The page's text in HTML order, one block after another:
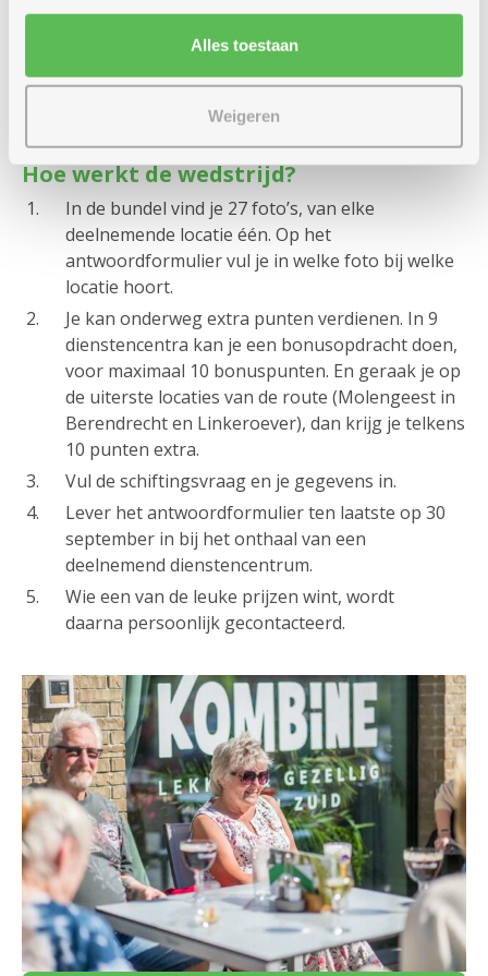
Alles toestaan
Weigeren
Hoe werkt de wedstrijd?
In de bundel vind je 27 foto’s, van elke
deelnemende locatie één. Op het
antwoordformulier vul je in welke foto bij welke
locatie hoort.
Je kan onderweg extra punten verdienen. In 9
dienstencentra kan je een bonusopdracht doen,
voor maximaal 10 bonuspunten. En geraak je op
de uiterste locaties van de route (Molengeest in
Berendrecht en Linkeroever), dan krijg je telkens
10 punten extra.
Vul de schiftingsvraag en je gegevens in.
Lever het antwoordformulier ten laatste op 30
september in bij het onthaal van een
deelnemend dienstencentrum.
Wie een van de leuke prijzen wint, wordt
daarna persoonlijk gecontacteerd.